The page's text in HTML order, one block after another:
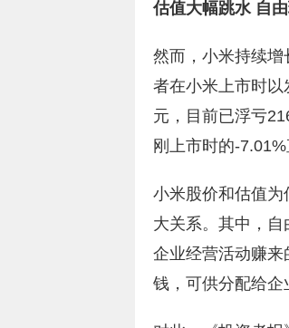
估值大幅跳水 自
然而，小米持续
者在小米上市时
元，目前已浮亏
刚上市时的-
小米股价和估值
大关系。其中，
企业经营活动赚
钱，可供分配给企